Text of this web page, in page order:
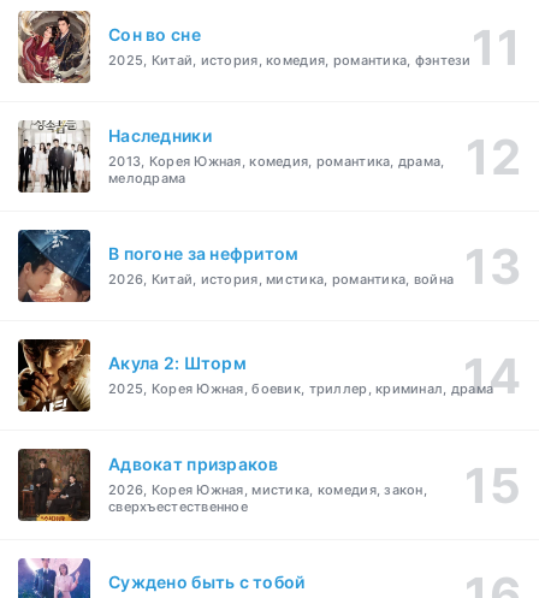
Cон во сне
2025, Китай, история, комедия, романтика, фэнтези
Наследники
2013, Корея Южная, комедия, романтика, драма,
мелодрама
В погоне за нефритом
2026, Китай, история, мистика, романтика, война
Акула 2: Шторм
2025, Корея Южная, боевик, триллер, криминал, драма
Адвокат призраков
2026, Корея Южная, мистика, комедия, закон,
сверхъестественное
Суждено быть с тобой